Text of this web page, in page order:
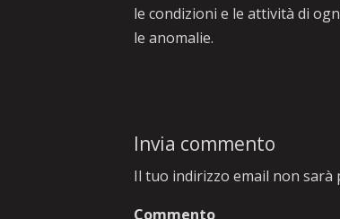
le condizioni e le attività di
le anomalie.
Invia commento
Il tuo indirizzo email non sarà
Commento